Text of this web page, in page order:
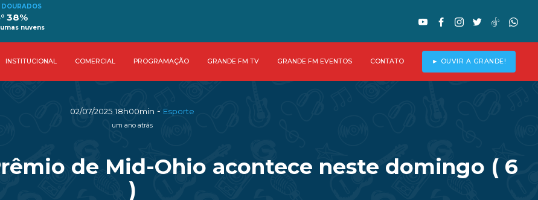
DOURADOS
38%
nuvens
INSTITUCIONAL COMERCIAL PROGRAMAÇÃO GRANDE FM TV GRANDE FM EVENTOS CONTATO ► OUVIR A GRANDE!
02/07/2025 18h00min - Esporte
um ano atrás
de Mid-Ohio acontece neste domingo ( 6
)